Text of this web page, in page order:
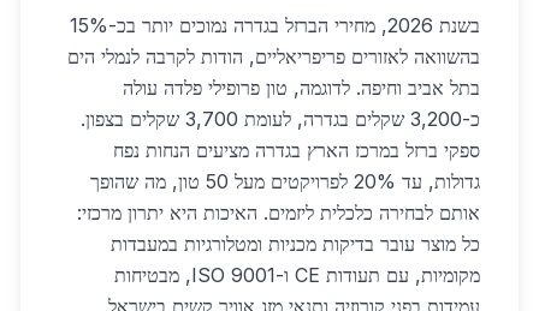
בשנת 2026, מחירי הברזל בגדרה נמוכים יותר בכ-15%
בהשוואה לאזורים פריפריאליים, הודות לקרבה לנמלי הים
בתל אביב וחיפה. לדוגמה, טון פרופילי פלדה עולה
כ-3,200 שקלים בגדרה, לעומת 3,700 שקלים בצפון.
ספקי ברזל במרכז הארץ בגדרה מציעים הנחות נפח
גדולות, עד 20% לפרויקטים מעל 50 טון, מה שהופך
אותם לבחירה כלכלית ליזמים. האיכות היא יתרון מרכזי:
כל מוצר עובר בדיקות מכניות ומטלורגיות במעבדות
מקומיות, עם תעודות CE ו-ISO 9001, מבטיחות
עמידות בפני קורוזיה ותנאי מזג אוויר קשים בישראל.